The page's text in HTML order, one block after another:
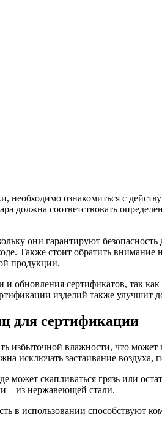
необходимо ознакомиться с
должна соответствовать
они гарантируют
Также стоит обратить
продукции.
и обновления сертификатов, так
изделий также улучшит
для сертификации
избыточной влажности, что
исключать застаивание воздуха,
может скапливаться грязь или
– из нержавеющей стали.
в использовании способствуют